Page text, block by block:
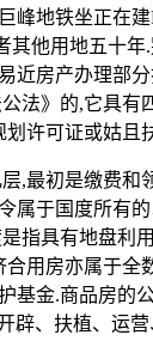
峰地铁坐正在
其他用地五十
近房产办理部
法》的,它具有
许可证或姑且
最初是缴费和
属于国度所有
指具有地盘利
用房亦属于全
基金.商品房的
辟、扶植、运